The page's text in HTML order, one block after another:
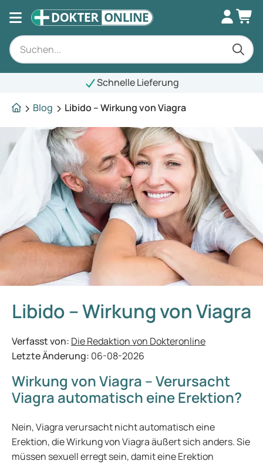
Schnelle Lieferung
Blog
Libido – Wirkung von Viagra
Libido – Wirkung von Viagra
Verfasst von: Die Redaktion von Dokteronline
Letzte Änderung: 06-08-2026
Wirkung von Viagra – Verursacht
Viagra automatisch eine Erektion?
Nein, Viagra verursacht nicht automatisch eine
Erektion, die Wirkung von Viagra äußert sich anders. Sie
müssen sexuell erregt sein, damit eine Erektion